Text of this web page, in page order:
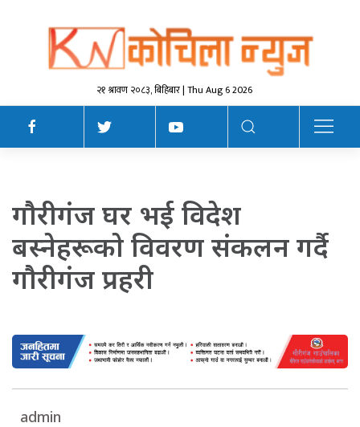
२१ श्रावण २०८३, बिहिबार | Thu Aug 6 2026
गाैरीगंज घर भई विदेश
बस्नेहरूकाे विवरण संकलन गर्दै
गाैरीगंज प्रहरी
admin